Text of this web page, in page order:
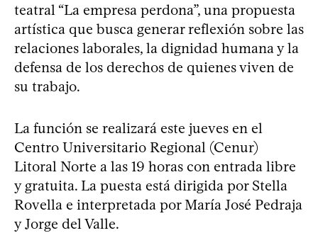
teatral “La empresa perdona”, una propuesta
artística que busca generar reflexión sobre las
relaciones laborales, la dignidad humana y la
defensa de los derechos de quienes viven de
su trabajo.
La función se realizará este jueves en el
Centro Universitario Regional (Cenur)
Litoral Norte a las 19 horas con entrada libre
y gratuita. La puesta está dirigida por Stella
Rovella e interpretada por María José Pedraja
y Jorge del Valle.